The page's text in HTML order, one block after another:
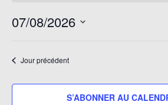
AOÛT
2026
07/08/2026
date.Jour précédent
S’ABONNER AU